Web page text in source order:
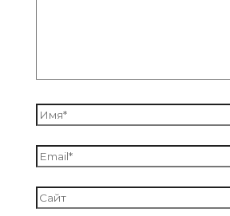
Имя*
Email*
Сайт